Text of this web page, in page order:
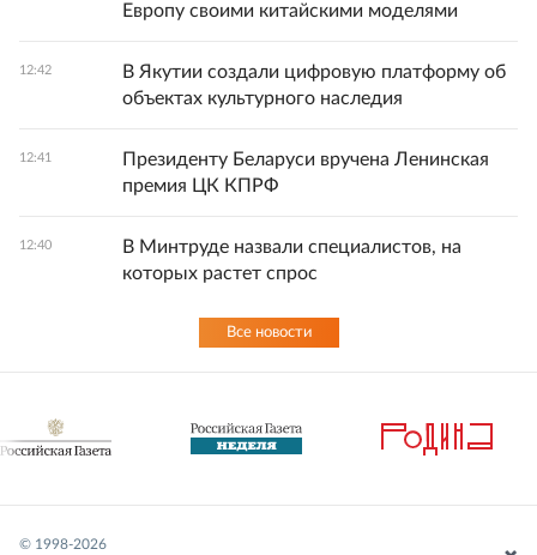
Европу своими китайскими моделями
12:42
В Якутии создали цифровую платформу об
объектах культурного наследия
12:41
Президенту Беларуси вручена Ленинская
премия ЦК КПРФ
12:40
В Минтруде назвали специалистов, на
которых растет спрос
Все новости
© 1998-2026